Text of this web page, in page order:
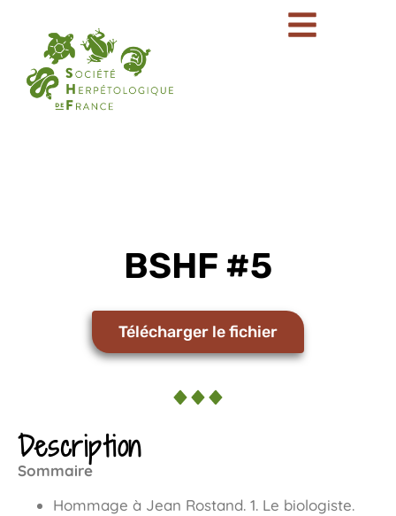
BSHF #5
Télécharger le fichier
Description
Sommaire
Hommage à Jean Rostand. 1. Le biologiste.